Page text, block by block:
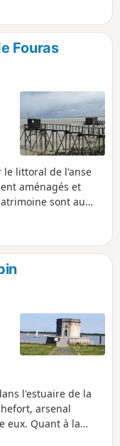
du
covoiturage (1).
Fouras
le littoral de l'anse
aménagés et
sont au
l'estuaire de la
arsenal
eux. Quant à la